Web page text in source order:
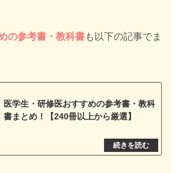
の参考書・教科書も以下の記事でま
医学生・研修医おすすめの参考書・教科
書まとめ！【240冊以上から厳選】